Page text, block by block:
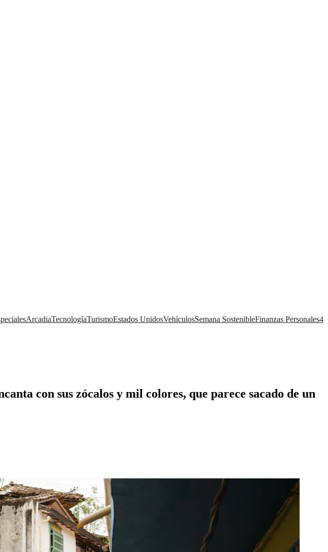
ArcadiaTecnologíaTurismoEstados UnidosVehículosSemana SostenibleFinanzas Personales4
con sus zócalos y mil colores, que parece sacado de un